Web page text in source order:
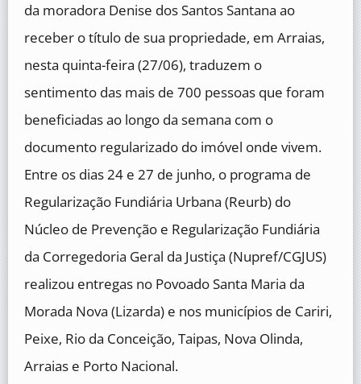
da moradora Denise dos Santos Santana ao
receber o título de sua propriedade, em Arraias,
nesta quinta-feira (27/06), traduzem o
sentimento das mais de 700 pessoas que foram
beneficiadas ao longo da semana com o
documento regularizado do imóvel onde vivem.
Entre os dias 24 e 27 de junho, o programa de
Regularização Fundiária Urbana (Reurb) do
Núcleo de Prevenção e Regularização Fundiária
da Corregedoria Geral da Justiça (Nupref/CGJUS)
realizou entregas no Povoado Santa Maria da
Morada Nova (Lizarda) e nos municípios de Cariri,
Peixe, Rio da Conceição, Taipas, Nova Olinda,
Arraias e Porto Nacional.